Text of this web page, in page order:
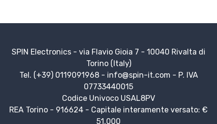
SPIN Electronics - via Flavio Gioia 7 - 10040 Rivalta di
Torino (Italy)
Tel. (+39) 0119091968 - info@spin-it.com - P. IVA
07733440015
Codice Univoco USAL8PV
REA Torino - 916624 - Capitale interamente versato: €
51.000